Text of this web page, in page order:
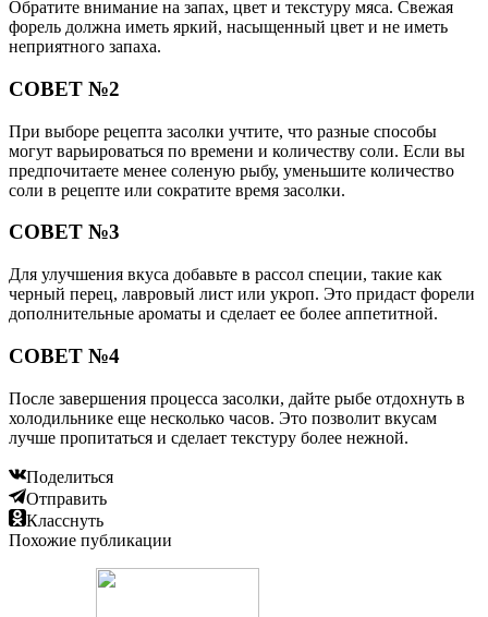
Обратите внимание на запах, цвет и текстуру мяса. Свежая
форель должна иметь яркий, насыщенный цвет и не иметь
неприятного запаха.
СОВЕТ №2
При выборе рецепта засолки учтите, что разные способы
могут варьироваться по времени и количеству соли. Если вы
предпочитаете менее соленую рыбу, уменьшите количество
соли в рецепте или сократите время засолки.
СОВЕТ №3
Для улучшения вкуса добавьте в рассол специи, такие как
черный перец, лавровый лист или укроп. Это придаст форели
дополнительные ароматы и сделает ее более аппетитной.
СОВЕТ №4
После завершения процесса засолки, дайте рыбе отдохнуть в
холодильнике еще несколько часов. Это позволит вкусам
лучше пропитаться и сделает текстуру более нежной.
Поделиться
Отправить
Класснуть
Похожие публикации